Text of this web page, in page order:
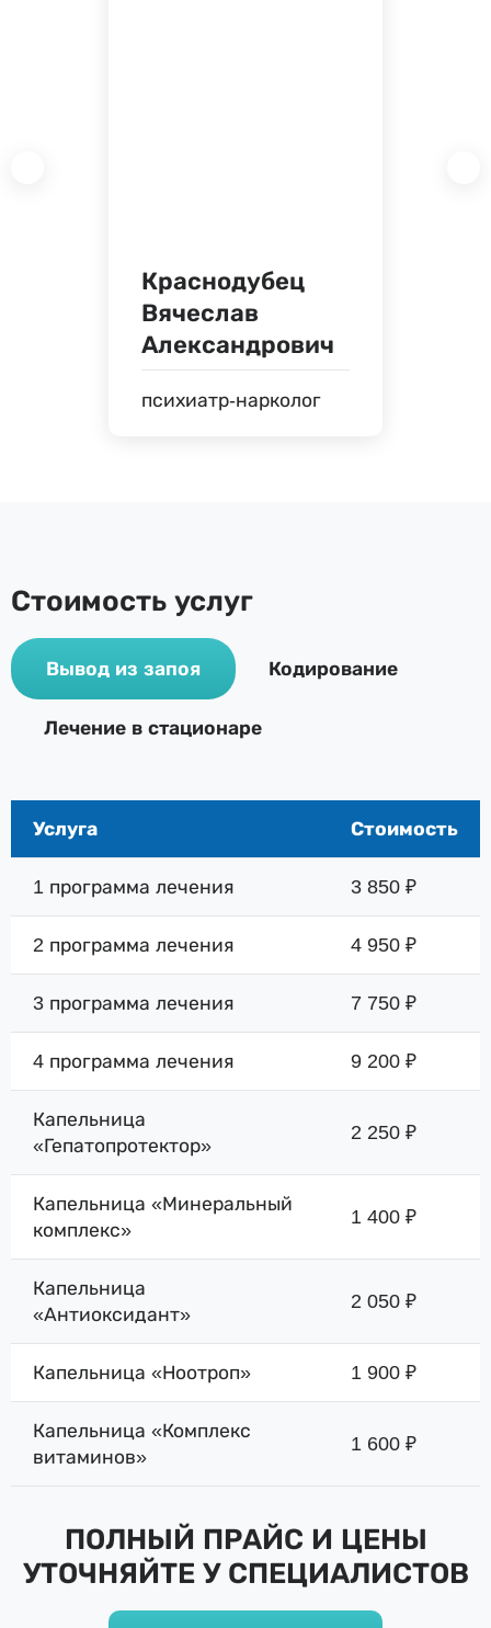
Краснодубец
Вячеслав
Александрович
психиатр-нарколог
Стоимость услуг
Вывод из запоя Кодирование
Лечение в стационаре
Услуга Стоимость
1 программа лечения 3 850 ₽
2 программа лечения 4 950 ₽
3 программа лечения 7 750 ₽
4 программа лечения 9 200 ₽
Капельница
«Гепатопротектор»
2 250 ₽
Капельница «Минеральный
комплекс»
1 400 ₽
Капельница
«Антиоксидант»
2 050 ₽
Капельница «Ноотроп» 1 900 ₽
Капельница «Комплекс
витаминов»
1 600 ₽
ПОЛНЫЙ ПРАЙС И ЦЕНЫ
УТОЧНЯЙТЕ У СПЕЦИАЛИСТОВ